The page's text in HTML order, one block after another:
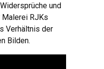
und
RJKs
Verhältnis der
Bilden.